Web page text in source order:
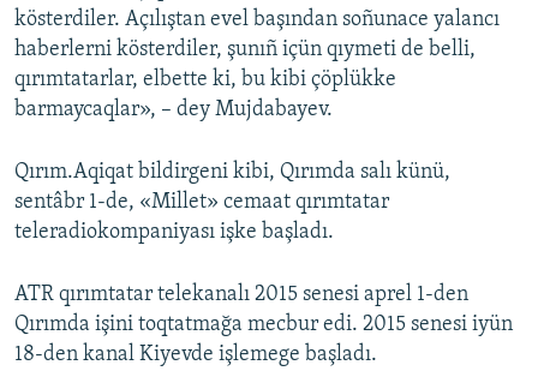
kösterdiler. Açılıştan evel başından soñunace yalancı
haberlerni kösterdiler, şunıñ içün qıymeti de belli,
qırımtatarlar, elbette ki, bu kibi çöplükke
barmaycaqlar», – dey Mujdabayev.
Qırım.Aqiqat bildirgeni kibi, Qırımda salı künü,
sentâbr 1-de, «Millet» cemaat qırımtatar
teleradiokompaniyası işke başladı.
ATR qırımtatar telekanalı 2015 senesi aprel 1-den
Qırımda işini toqtatmağa mecbur edi. 2015 senesi iyün
18-den kanal Kiyevde işlemege başladı.